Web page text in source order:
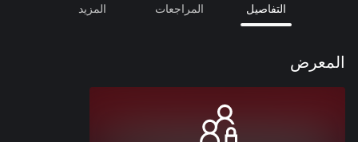
التفاصيل المراجعات المزيد
المعرض